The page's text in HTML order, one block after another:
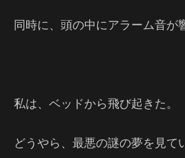
同時に、頭の中にアラーム音が
私は、ベッドから飛び起きた。
どうやら、最悪の謎の夢を見て